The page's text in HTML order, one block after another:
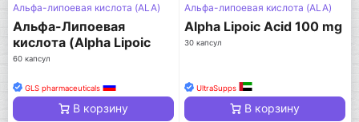
Альфа-липоевая кислота (ALA)
Альфа-Липоевая
кислота (Alpha Lipoic
acid) 100 мг
60 капсул
GLS pharmaceuticals
В корзину
Альфа-липоевая кислота (ALA)
Alpha Lipoic Acid 100 mg
30 капсул
UltraSupps
В корзину